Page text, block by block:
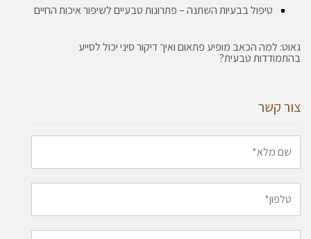
טיפול בבעיות השתנה – פתרונות טבעיים לשיפור איכות החיים
למה הכאב מופיע פתאום ואיך דיקור סיני יכול לסייע
טבעית?
קשר